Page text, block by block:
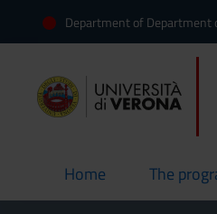
Department of Department
Home
current The